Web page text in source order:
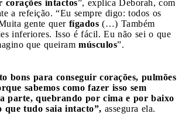
corações intactos”, explica Deborah, com
a refeição. “Eu sempre digo: todos os
gente quer fígados (…) Também
inferiores. Isso é fácil. Eu não sei o que
que queiram músculos”.
bons para conseguir corações, pulmões
sabemos como fazer isso sem
parte, quebrando por cima e por baixo
que tudo saia intacto”, assegura ela.